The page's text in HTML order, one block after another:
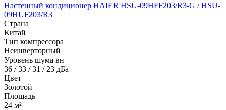
Настенный кондиционер HAIER HSU-09HFF203/R3-G / HSU-
09HUF203/R3
Страна
Китай
Тип компрессора
Неинверторный
Уровень шума вн
36 / 33 / 31 / 23 дБа
Цвет
Золотой
Площадь
24 м²